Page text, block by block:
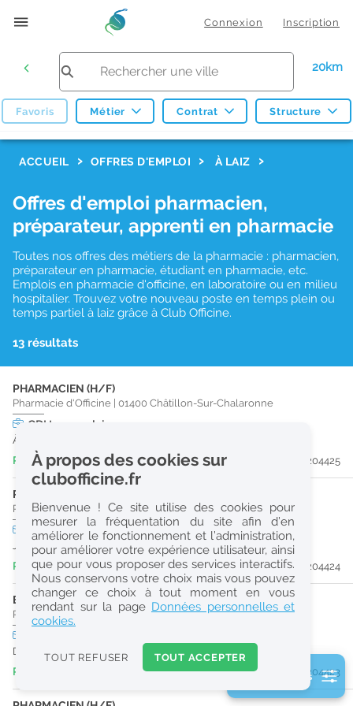
Connexion Inscription
20km
Favoris Métier Contrat Structure
Réinitialiser
2
0
k
Consulter les offres de la France d'outre-mer
ACCUEIL OFFRES D'EMPLOI À LAIZ
Offres d'emploi pharmacien,
préparateur, apprenti en pharmacie
Toutes nos offres des métiers de la pharmacie : pharmacien,
préparateur en pharmacie, étudiant en pharmacie, etc.
Emplois en pharmacie d'officine, en laboratoire ou en milieu
hospitalier. Trouvez votre nouveau poste en temps plein ou
temps partiel à laiz grâce à Club Officine.
13 résultats
PHARMACIEN (H/F)
Pharmacie d'Officine 01400 Châtillon-Sur-Chalaronne
CDI temps plein
À partir du 27/08/26
Publiée il y a 4 heure(s)
#204425
PRÉPARATEUR EN PHARMACIE (H/F)
Pharmacie d'Officine|01400 Châtillon-Sur-Chalaronne
CDD temps plein
Jusqu'au 08/11/26
Publiée il y a 4 heure(s)
#204424
ETUDIANT EN PHARMACIE (H/F)
Pharmacie d'Officine 01400 Châtillon-Sur-Chalaronne
Dès que possible
Publiée il y a 4 heure(s)
#204423
2 filtre(s) actifs
À propos des cookies sur
clubofficine.fr
Bienvenue ! Ce site utilise des cookies pour
mesurer la fréquentation du site afin d’en
améliorer le fonctionnement et l’administration,
pour améliorer votre expérience utilisateur, ainsi
que pour vous proposer des services interactifs.
Nous conservons votre choix mais vous pouvez
changer ce choix à tout moment en vous
rendant sur la page Données personnelles et
cookies.
TOUT REFUSER TOUT ACCEPTER